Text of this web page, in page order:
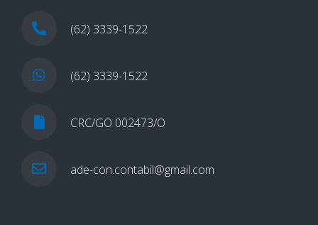
(62) 3339-1522
(62) 3339-1522
CRC/GO 002473/O
ade-con.contabil@gmail.com